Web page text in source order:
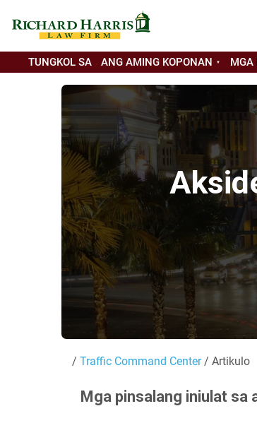
TUNGKOL SA ANG AMING KOPONAN MGA
/ Traffic Command Center/ Artikulo
Mga pinsalang iniulat sa